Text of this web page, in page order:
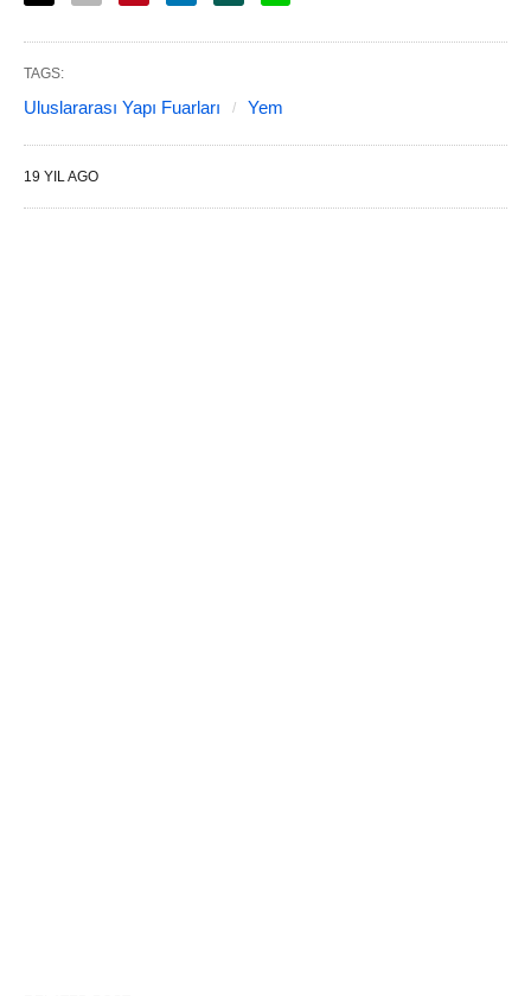
TAGS:
Uluslararası Yapı Fuarları Yem
19 YIL AGO